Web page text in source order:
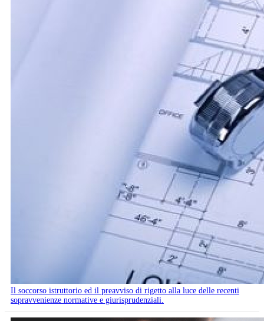
Il soccorso istruttorio ed il preavviso di rigetto alla luce delle recenti
sopravvenienze normative e giurisprudenziali.